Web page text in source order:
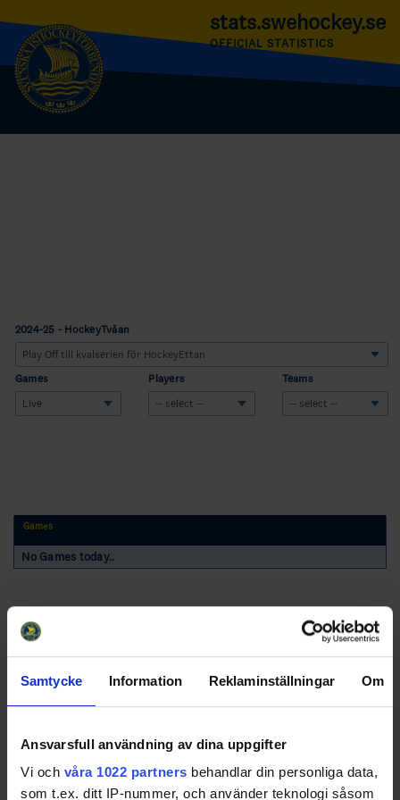
Samtycke Information Reklaminställningar Om
Ansvarsfull användning av dina uppgifter
Vi och våra 1022 partners behandlar din personliga data,
som t.ex. ditt IP-nummer, och använder teknologi såsom
stats.swehockey.se
OFFICIAL STATISTICS
2024-25 - HockeyTvåan
Games Players Teams
Games
No Games today..
Swehockey – Svenska Ishockeyförbundets officiella app
Swehockey ger dig tillgång till nyheter, livebevakning